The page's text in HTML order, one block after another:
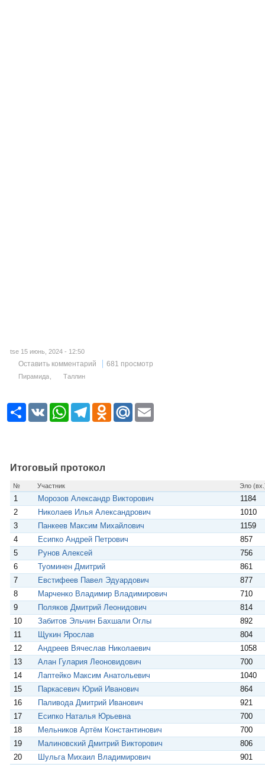
tse 15 июнь, 2024 - 12:50
Оставить комментарий 681 просмотр
Пирамида Таллин
Р
V
K
W
p
p
T
a
m
O
n
k
i
M
Итоговый протокол
№ Участник Эло
1 Морозов Александр Викторович
1184
2
Николаев Илья Александрович
1010
3
Панкеев Максим Михайлович
1159
4
Есипко Андрей Петрович
857
5
Рунов Алексей
756
6
Туоминен Дмитрий
861
7
Евстифеев Павел Эдуардович
877
8
Марченко Владимир Владимирович
710
9
Поляков Дмитрий Леонидович
814
10
Забитов Эльчин Бахшали Оглы
892
11
Щукин Ярослав
804
12
Андреев Вячеслав Николаевич
1058
13
Алан Гулария Леоновидович
700
14
Лаптейко Максим Анатольевич
1040
15
Паркасевич Юрий Иванович
864
16
Паливода Дмитрий Иванович
921
17
Есипко Наталья Юрьевна
700
18
Мельников Артём Константинович
700
19
Малиновский Дмитрий Викторович
806
20
Шульга Михаил Владимирович
901